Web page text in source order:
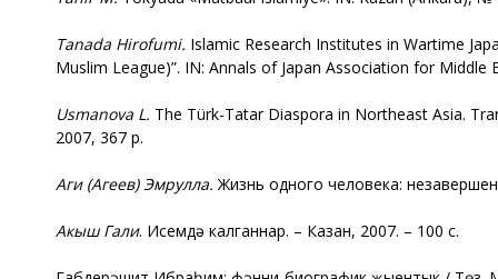
Tanada Hirofumi. Islamic Research Institutes in Wartime
Muslim League)”. IN: Annals of Japan Association for Middle
Usmanova L. The Türk-Tatar Diaspora in Northeast Asia.
2007, 367 p.
Аги(Агеев)Эмрулла. Жизнь одного человека:
Акыш Гали. Исемдә калганнар. – Казан, 2007. – 100 с.